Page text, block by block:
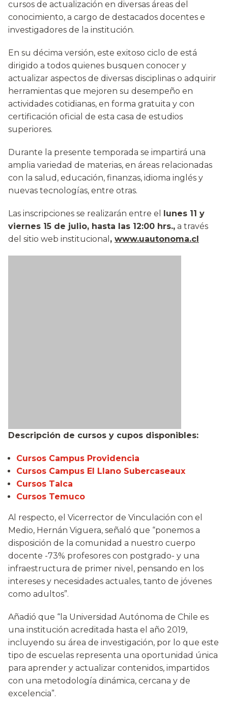
cursos de actualización en diversas áreas del
conocimiento, a cargo de destacados docentes e
investigadores de la institución.
En su décima versión, este exitoso ciclo de está
dirigido a todos quienes busquen conocer y
actualizar aspectos de diversas disciplinas o adquirir
herramientas que mejoren su desempeño en
actividades cotidianas, en forma gratuita y con
certificación oficial de esta casa de estudios
superiores.
Durante la presente temporada se impartirá una
amplia variedad de materias, en áreas relacionadas
con la salud, educación, finanzas, idioma inglés y
nuevas tecnologías, entre otras.
Las inscripciones se realizarán entre el lunes 11 y
viernes 15 de julio, hasta las 12:00 hrs., a través
del sitio web institucional , www.uautonoma.cl
Descripción de cursos y cupos disponibles:
Cursos Campus Providencia
Cursos Campus El Llano Subercaseaux
Cursos Talca
Cursos Temuco
Al respecto, el Vicerrector de Vinculación con el
Medio, Hernán Viguera, señaló que “ponemos a
disposición de la comunidad a nuestro cuerpo
docente -73% profesores con postgrado- y una
infraestructura de primer nivel, pensando en los
intereses y necesidades actuales, tanto de jóvenes
como adultos”.
Añadió que “la Universidad Autónoma de Chile es
una institución acreditada hasta el año 2019,
incluyendo su área de investigación, por lo que este
tipo de escuelas representa una oportunidad única
para aprender y actualizar contenidos, impartidos
con una metodología dinámica, cercana y de
excelencia”.